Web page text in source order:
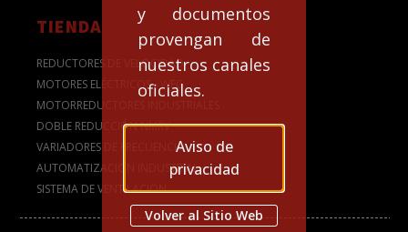
y documentos
provengan de
nuestros canales
oficiales.
Aviso de
privacidad
Volver al Sitio Web
TIENDA
REDUCTORES DE VELOCIDAD
MOTORES ELÉCTRICOS - WEG
MOTORREDUCTORES INDUSTRIALES
DOBLE REDUCCIÓN NMRV
VARIADORES DE FRECUENCIA
AUTOMATIZACION INDUSTRIAL
SISTEMA DE VENTILACION